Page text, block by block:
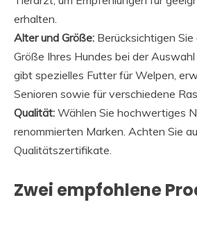
erhalten.
Alter und Größe: Berücksichtigen
Größe Ihres Hundes bei der
gibt spezielles Futter für Welpen,
Senioren sowie für verschiedene
Qualität: Wählen Sie hochwertiges
renommierten Marken. Achten Sie
Qualitätszertifikate.
Zwei empfohlene